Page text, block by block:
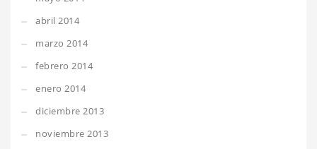
abril 2014
marzo 2014
febrero 2014
enero 2014
diciembre 2013
noviembre 2013